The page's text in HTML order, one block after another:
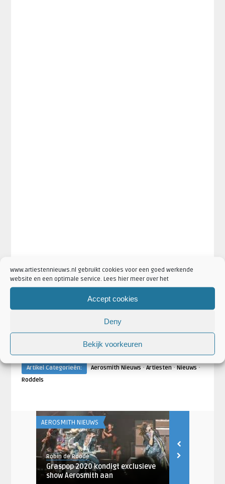
www.artiestennieuws.nl gebruikt cookies voor een goed werkende
website en een optimale service. Lees hier meer over het
Accept cookies
Deny
Bekijk voorkeuren
Aerosmith 2017
aerosmith steven tyler·aerosmith stopt niet
Steven Tyler
Artikel Categorieën:
Aerosmith Nieuws·Artiesten·Nieuws·
Roddels
AEROSMITH NIEUWS
Robin de Roode
Graspop 2020 kondigt exclusieve
show Aerosmith aan